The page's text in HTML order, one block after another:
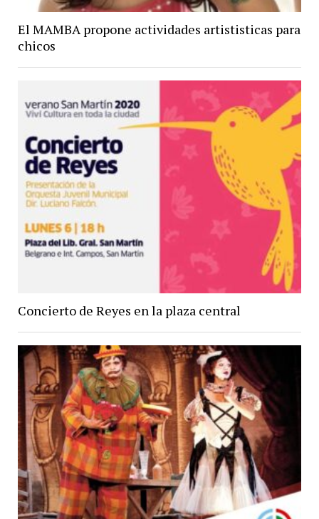
El MAMBA propone actividades artististicas para
chicos
Concierto de Reyes en la plaza central